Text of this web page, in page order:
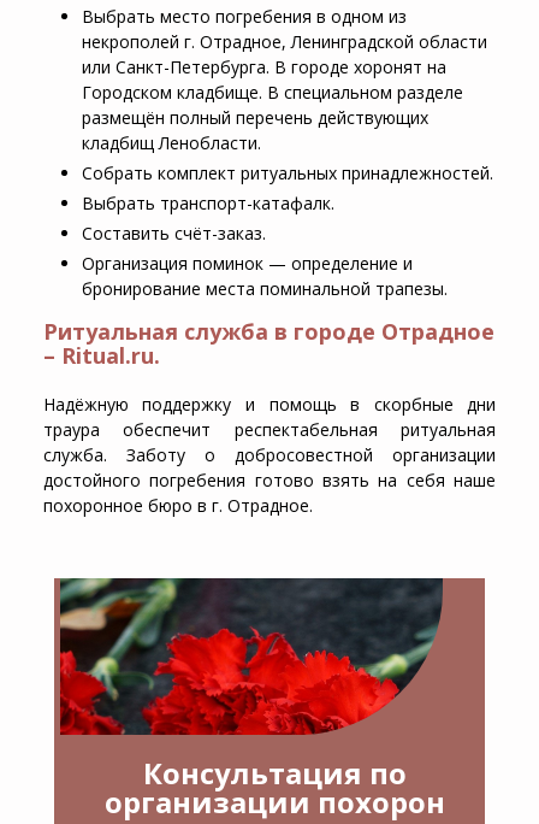
Выбрать место погребения в одном из
некрополей г. Отрадное, Ленинградской области
или Санкт-Петербурга. В городе хоронят на
Городском кладбище. В специальном разделе
размещён полный перечень действующих
кладбищ Ленобласти.
Собрать комплект ритуальных принадлежностей.
Выбрать транспорт-катафалк.
Составить счёт-заказ.
Организация поминок — определение и
бронирование места поминальной трапезы.
Ритуальная служба в городе Отрадное
– Ritual.ru.
Надёжную поддержку и помощь в скорбные дни
траура обеспечит респектабельная ритуальная
служба. Заботу о добросовестной организации
достойного погребения готово взять на себя наше
похоронное бюро в г. Отрадное.
Консультация по
организации похорон